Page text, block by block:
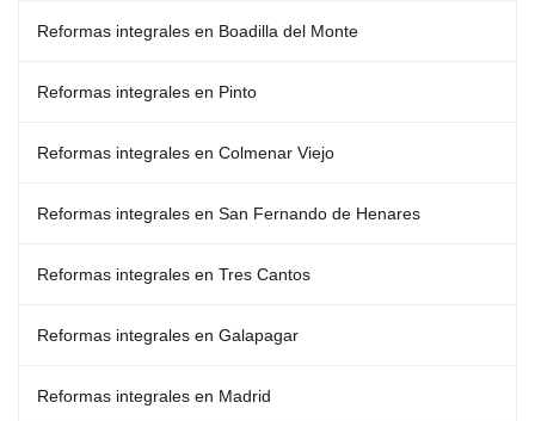
Reformas integrales en Boadilla del Monte
Reformas integrales en Pinto
Reformas integrales en Colmenar Viejo
Reformas integrales en San Fernando de Henares
Reformas integrales en Tres Cantos
Reformas integrales en Galapagar
Reformas integrales en Madrid